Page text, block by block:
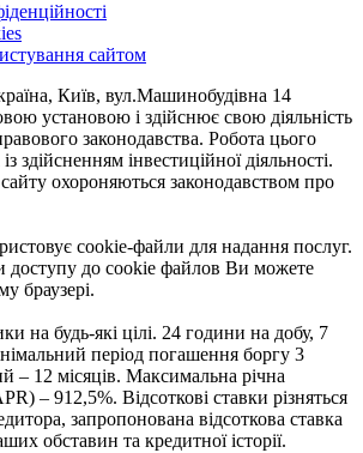
сайтом
Київ, вул.Машинобудівна 14
установою і здійснює свою діяльність
законодавства. Робота цього
здійсненням інвестиційної діяльності.
охороняються законодавством про
cookie-файли для надання послуг.
доступу до cookie файлов Ви можете
браузері.
на будь-які цілі. 24 години на добу, 7
період погашення боргу 3
– 12 місяців. Максимальна річна
– 912,5%. Відсоткові ставки різняться
запропонована відсоткова ставка
обставин та кредитної історії.